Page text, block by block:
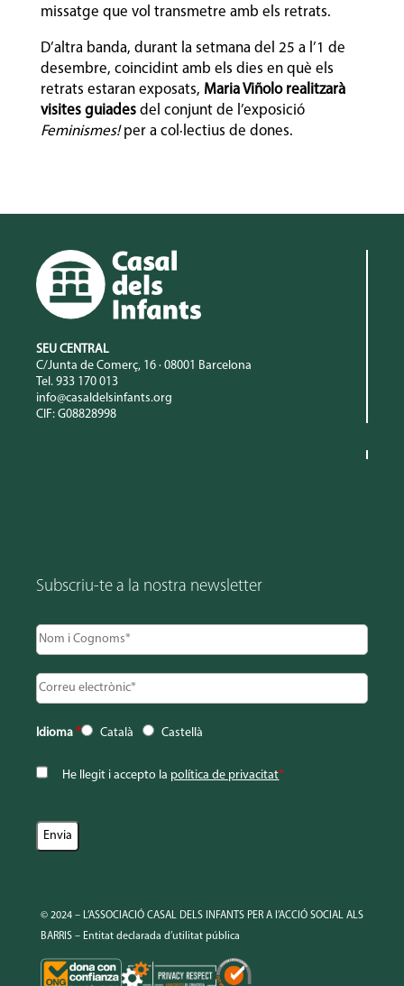
missatge que vol transmetre amb els retrats.
D’altra banda, durant la setmana del 25 a l’1 de
desembre, coincidint amb els dies en què els
retrats estaran exposats, Maria Viñolo realitzarà
visites guiadesdel conjunt de l’exposició
Feminismes!per a col·lectius de dones.
SEU CENTRAL
C/Junta de Comerç, 16 · 08001 Barcelona
Tel. 933 170 013
info@casaldelsinfants.org
CIF: G08828998
Subscriu-te a la nostra newsletter
Idioma * Català Castellà
He llegit i accepto la política de privacitat*
© 2024 – L’ASSOCIACIÓ CASAL DELS INFANTS PER A l’ACCIÓ SOCIAL ALS
BARRIS – Entitat declarada d’utilitat pública